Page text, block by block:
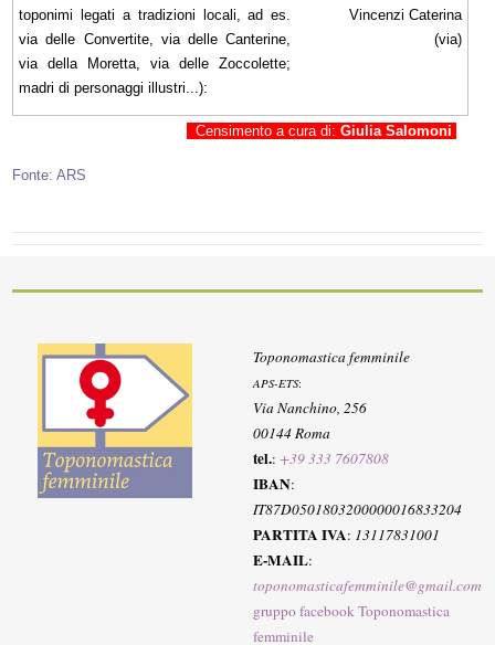
toponimi legati a tradizioni locali, ad es.
via delle Convertite, via delle Canterine,
via della Moretta, via delle Zoccolette;
madri di personaggi illustri...):
Vincenzi Caterina
(via)
Censimento a cura di: Giulia Salomoni
Fonte: ARS
Toponomastica femminile
APS-ETS:
Via Nanchino, 256
00144 Roma
tel.:+39 333 7607808
IBAN:
IT87D0501803200000016833204
PARTITA IVA: 13117831001
E-MAIL:
toponomasticafemminile@gmail.com
gruppo facebook Toponomastica
femminile